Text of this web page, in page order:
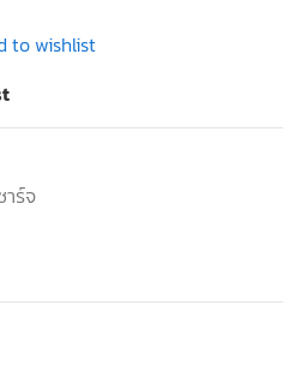
to wishlist
ร์จ